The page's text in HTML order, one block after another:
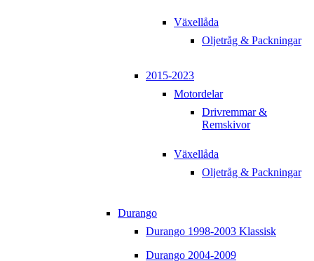
Växellåda
Oljetråg & Packningar
2015-2023
Motordelar
Drivremmar &
Remskivor
Växellåda
Oljetråg & Packningar
Durango
Durango 1998-2003 Klassisk
Durango 2004-2009